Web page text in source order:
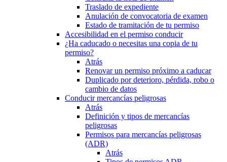
Traslado de expediente
Anulación de convocatoria de examen
Estado de tramitación de tu permiso
Accesibilidad en el permiso conducir
¿Ha caducado o necesitas una copia de tu
permiso?
Atrás
Renovar un permiso próximo a caducar
Duplicado por deterioro, pérdida, robo o
cambio de datos
Conducir mercancías peligrosas
Atrás
Definición y tipos de mercancías
peligrosas
Permisos para mercancías peligrosas
(ADR)
Atrás